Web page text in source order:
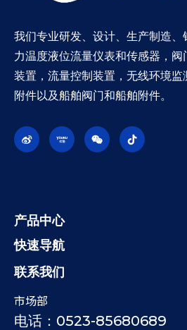
我们专业研发、设计、生产制造、
力温度液位流量仪表和传感器，阀
装置，流量控制装置，无线环境监
附件以及船舶阀门和船舶附件。
产品中心
快速导航
联系我们
市场部
电话：0523-85680689